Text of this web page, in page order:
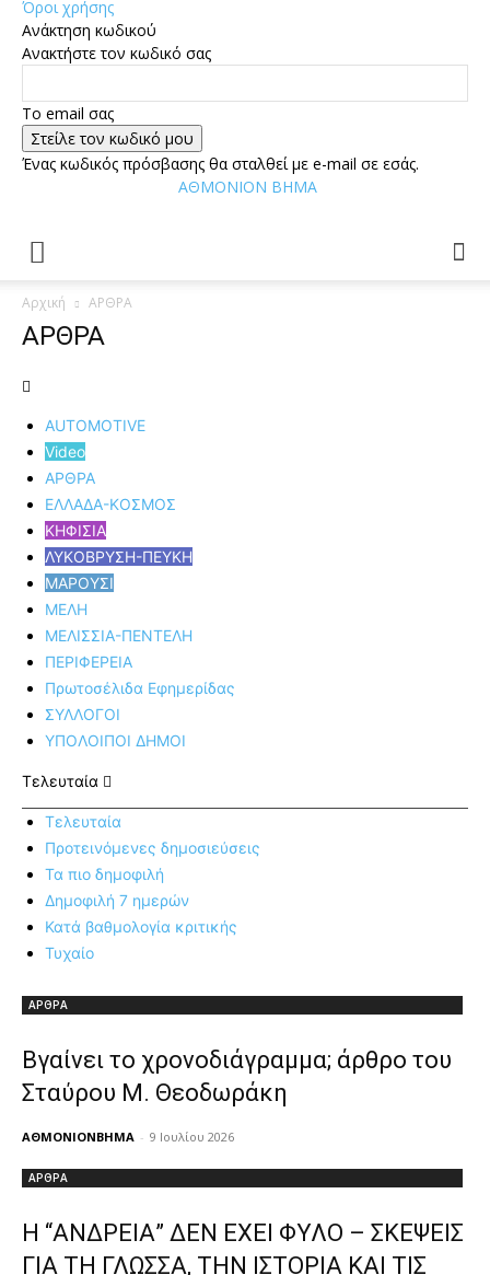
Όροι χρήσης
Ανάκτηση κωδικού
Ανακτήστε τον κωδικό σας
Tο email σας
Ένας κωδικός πρόσβασης θα σταλθεί με e-mail σε εσάς.
ΑΘΜΟΝΙΟΝ ΒΗΜΑ
Αρχική ΑΡΘΡΑ
ΑΡΘΡΑ
AUTOMOTIVE
Video
ΑΡΘΡΑ
ΕΛΛΑΔΑ-ΚΟΣΜΟΣ
ΚΗΦΙΣΙΑ
ΛΥΚΟΒΡΥΣΗ-ΠΕΥΚΗ
ΜΑΡΟΥΣΙ
ΜΕΛΗ
ΜΕΛΙΣΣΙΑ-ΠΕΝΤΕΛΗ
ΠΕΡΙΦΕΡΕΙΑ
Πρωτοσέλιδα Εφημερίδας
ΣΥΛΛΟΓΟΙ
ΥΠΟΛΟΙΠΟΙ ΔΗΜΟΙ
Τελευταία
Τελευταία
Προτεινόμενες δημοσιεύσεις
Τα πιο δημοφιλή
Δημοφιλή 7 ημερών
Κατά βαθμολογία κριτικής
Τυχαίο
ΑΡΘΡΑ
Βγαίνει το χρονοδιάγραμμα; άρθρο του
Σταύρου Μ. Θεοδωράκη
ΑΘΜΟΝΙΟΝΒΗΜΑ - 9 Ιουλίου 2026
ΑΡΘΡΑ
Η “ΑΝΔΡΕΙΑ” ΔΕΝ ΕΧΕΙ ΦΥΛΟ – ΣΚΕΨΕΙΣ
ΓΙΑ ΤΗ ΓΛΩΣΣΑ, ΤΗΝ ΙΣΤΟΡΙΑ ΚΑΙ ΤΙΣ